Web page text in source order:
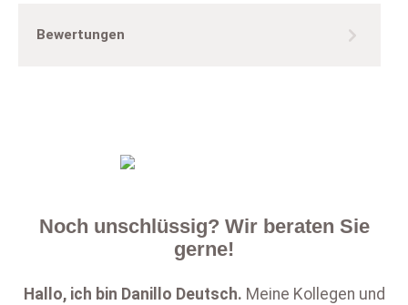
Bewertungen
Noch unschlüssig? Wir beraten Sie
gerne!
Hallo, ich bin Danillo Deutsch. Meine Kollegen und